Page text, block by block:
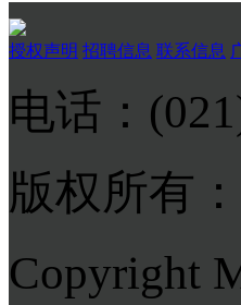
授权声明 招聘信息 联系信息
电话：
版权所有
Copyright